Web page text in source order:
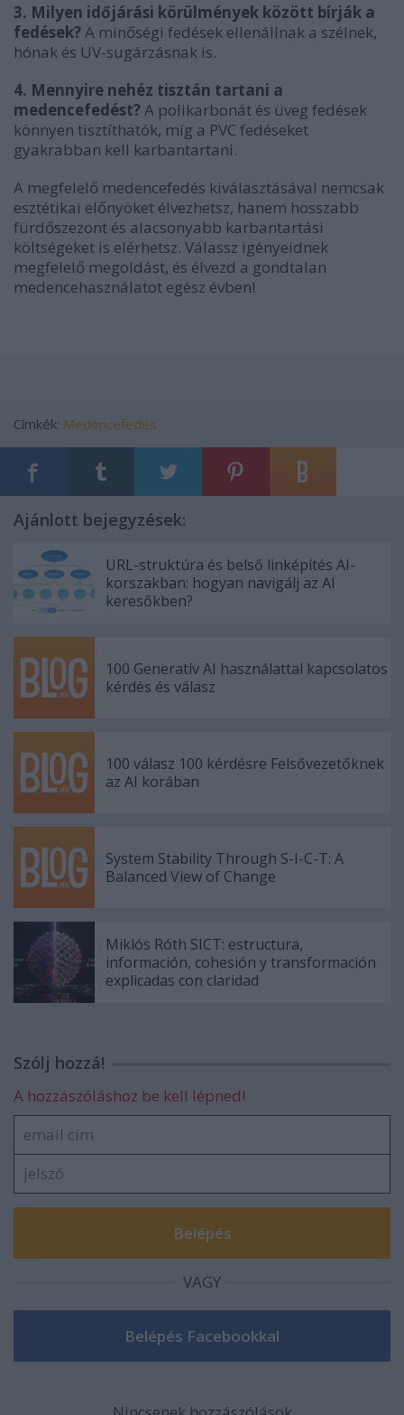
3. Milyen időjárási körülmények között bírják a
fedések?A minőségi fedések ellenállnak a szélnek,
hónak és UV-sugárzásnak is.
4. Mennyire nehéz tisztán tartani a
medencefedést?A polikarbonát és üveg fedések
könnyen tisztíthatók, míg a PVC fedéseket
gyakrabban kell karbantartani.
A megfelelő medencefedés kiválasztásával nemcsak
esztétikai előnyöket élvezhetsz, hanem hosszabb
fürdőszezont és alacsonyabb karbantartási
költségeket is elérhetsz. Válassz igényeidnek
megfelelő megoldást, és élvezd a gondtalan
medencehasználatot egész évben!
Címkék: Medencefedés
Ajánlott bejegyzések:
URL-struktúra és belső linképítés AI-
korszakban: hogyan navigálj az AI
keresőkben?
100 Generatív AI használattal kapcsolatos
kérdés és válasz
100 válasz 100 kérdésre Felsővezetőknek
az AI korában
System Stability Through S-I-C-T: A
Balanced View of Change
Miklós Róth SICT: estructura,
información, cohesión y transformación
explicadas con claridad
Szólj hozzá!
A hozzászóláshoz be kell lépned!
VAGY